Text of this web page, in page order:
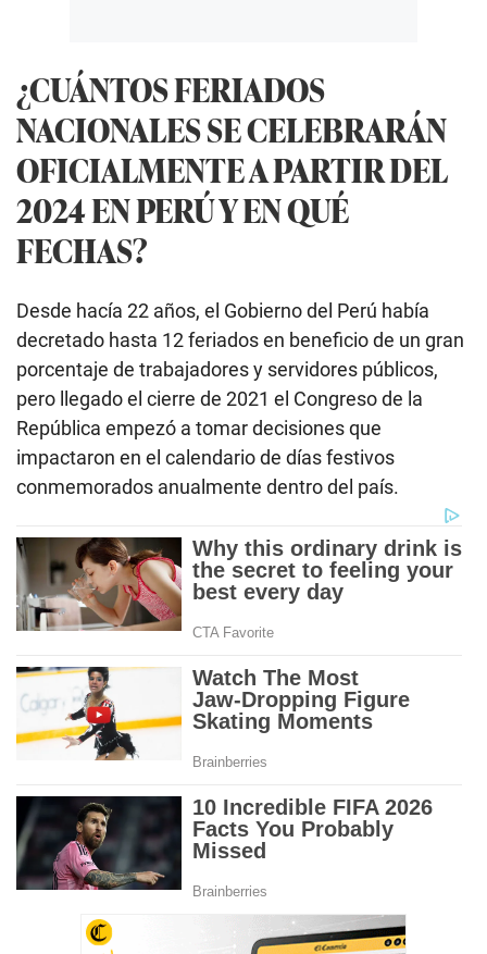
¿CUÁNTOS FERIADOS
NACIONALES SE CELEBRARÁN
OFICIALMENTE A PARTIR DEL
2024 EN PERÚ Y EN QUÉ
FECHAS?
Desde hacía 22 años, el Gobierno del Perú había
decretado hasta 12 feriados en beneficio de un gran
porcentaje de trabajadores y servidores públicos,
pero llegado el cierre de 2021 el Congreso de la
República empezó a tomar decisiones que
impactaron en el calendario de días festivos
conmemorados anualmente dentro del país.